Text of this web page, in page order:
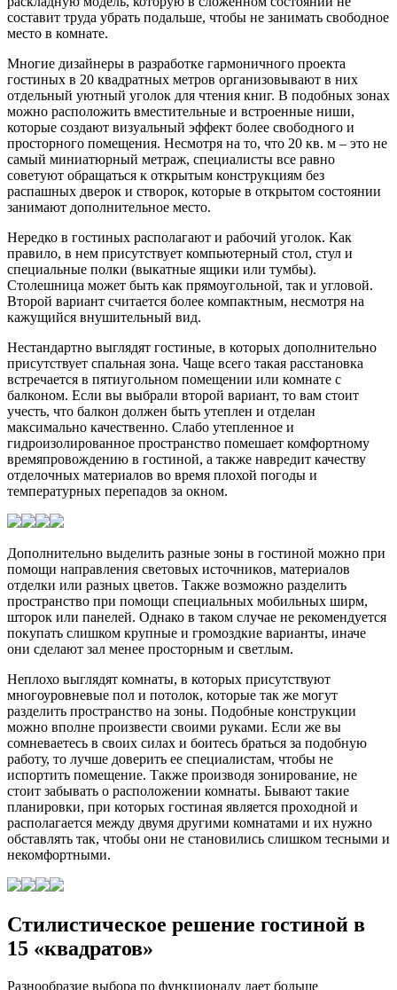
составит труда убрать подальше, чтобы не занимать свободное
место в комнате.
Многие дизайнеры в разработке гармоничного проекта
гостиных в 20 квадратных метров организовывают в них
отдельный уютный уголок для чтения книг. В подобных зонах
можно расположить вместительные и встроенные ниши,
которые создают визуальный эффект более свободного и
просторного помещения. Несмотря на то, что 20 кв. м – это не
самый миниатюрный метраж, специалисты все равно
советуют обращаться к открытым конструкциям без
распашных дверок и створок, которые в открытом состоянии
занимают дополнительное место.
Нередко в гостиных располагают и рабочий уголок. Как
правило, в нем присутствует компьютерный стол, стул и
специальные полки (выкатные ящики или тумбы).
Столешница может быть как прямоугольной, так и угловой.
Второй вариант считается более компактным, несмотря на
кажущийся внушительный вид.
Нестандартно выглядят гостиные, в которых дополнительно
присутствует спальная зона. Чаще всего такая расстановка
встречается в пятиугольном помещении или комнате с
балконом. Если вы выбрали второй вариант, то вам стоит
учесть, что балкон должен быть утеплен и отделан
максимально качественно. Слабо утепленное и
гидроизолированное пространство помешает комфортному
времяпровождению в гостиной, а также навредит качеству
отделочных материалов во время плохой погоды и
температурных перепадов за окном.
Дополнительно выделить разные зоны в гостиной можно при
помощи направления световых источников, материалов
отделки или разных цветов. Также возможно разделить
пространство при помощи специальных мобильных ширм,
шторок или панелей. Однако в таком случае не рекомендуется
покупать слишком крупные и громоздкие варианты, иначе
они сделают зал менее просторным и светлым.
Неплохо выглядят комнаты, в которых присутствуют
многоуровневые пол и потолок, которые так же могут
разделить пространство на зоны. Подобные конструкции
можно вполне произвести своими руками. Если же вы
сомневаетесь в своих силах и боитесь браться за подобную
работу, то лучше доверить ее специалистам, чтобы не
испортить помещение. Также производя зонирование, не
стоит забывать о расположении комнаты. Бывают такие
планировки, при которых гостиная является проходной и
располагается между двумя другими комнатами и их нужно
обставлять так, чтобы они не становились слишком тесными и
некомфортными.
Стилистическое решение гостиной в
15 «квадратов»
Разнообразие выбора по функционалу дает больше